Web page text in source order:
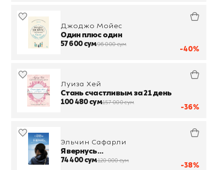
-40%
Джоджо Мойес
Один плюс один
57 600 сум96 000 сум
-36%
Луиза Хей
Стань счастливым за 21 день
100 480 сум157 000 сум
-38%
Эльчин Сафарли
Я вернусь…
74 400 сум120 000 сум